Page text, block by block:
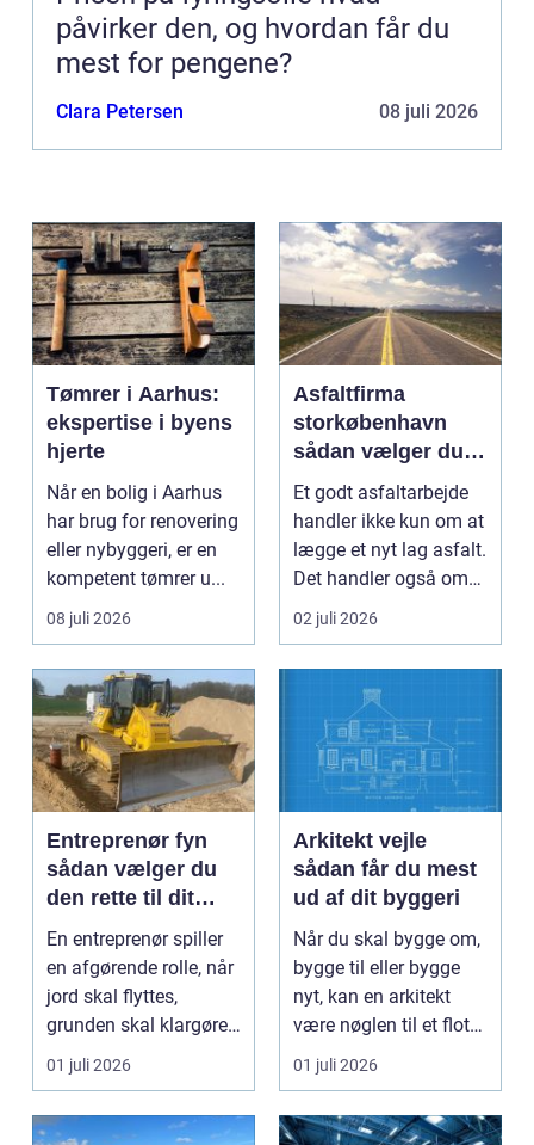
påvirker den, og hvordan får du
mest for pengene?
Clara Petersen 08 juli 2026
Tømrer i Aarhus:
ekspertise i byens
hjerte
Når en bolig i Aarhus
har brug for renovering
eller nybyggeri, er en
kompetent tømrer u...
08 juli 2026
Asfaltfirma
storkøbenhavn
sådan vælger du
den rette
samarbejdspartner
Et godt asfaltarbejde
handler ikke kun om at
lægge et nyt lag asfalt.
Det handler også om
planlægnin...
02 juli 2026
Entreprenør fyn
sådan vælger du
den rette til dit
projekt
En entreprenør spiller
en afgørende rolle, når
jord skal flyttes,
grunden skal klargøres,
eller der ...
01 juli 2026
Arkitekt vejle
sådan får du mest
ud af dit byggeri
Når du skal bygge om,
bygge til eller bygge
nyt, kan en arkitekt
være nøglen til et flot
resultat, d...
01 juli 2026